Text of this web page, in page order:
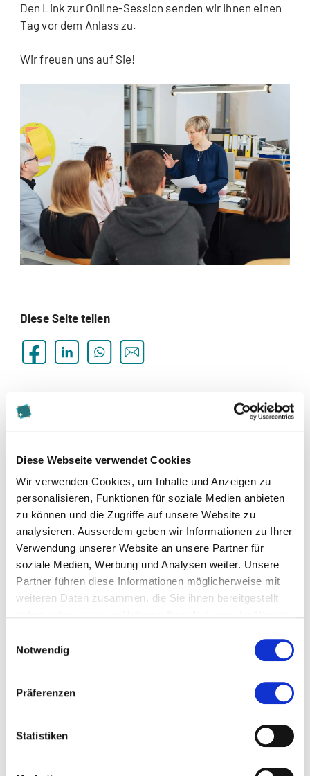
Diese Webseite verwendet Cookies
Wir verwenden Cookies, um Inhalte und Anzeigen zu
personalisieren, Funktionen für soziale Medien anbieten
zu können und die Zugriffe auf unsere Website zu
analysieren. Ausserdem geben wir Informationen zu Ihrer
Verwendung unserer Website an unsere Partner für
soziale Medien, Werbung und Analysen weiter. Unsere
Partner führen diese Informationen möglicherweise mit
weiteren Daten zusammen, die Sie ihnen bereitgestellt
Notwendig
Präferenzen
Statistiken
Den Link zur Online-Session senden wir Ihnen einen
Tag vor dem Anlass zu.
Wir freuen uns auf Sie!
Diese Seite teilen
Angewandte Psychologie
Klinische Psychologie
Psychologie
Kalaidos School of Applied Psychology
Jungholzstrasse 43
kalaidos-fh.ch/schoolofappliedpsychology